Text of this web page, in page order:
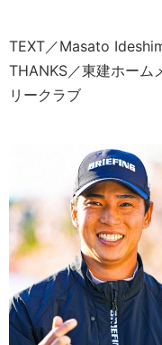
TEXT／Masato
THANKS／東建ホーム
リークラブ